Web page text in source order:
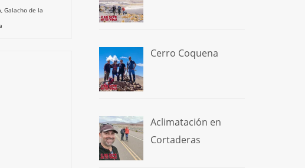
, Galacho de la
Cerro Coquena
Aclimatación en
Cortaderas